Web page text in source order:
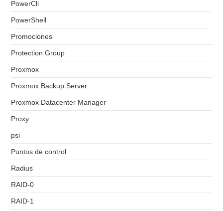
PowerCli
PowerShell
Promociones
Protection Group
Proxmox
Proxmox Backup Server
Proxmox Datacenter Manager
Proxy
psi
Puntos de control
Radius
RAID-0
RAID-1